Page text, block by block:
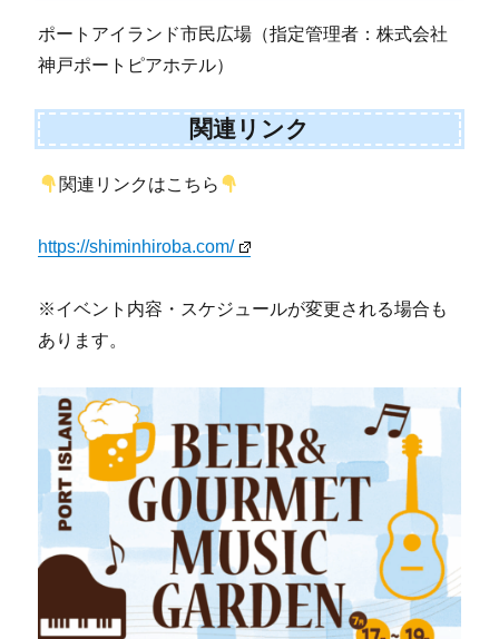
ポートアイランド市民広場（指定管理者：株式会社
神戸ポートピアホテル）
関連リンク
関連リンクはこちら
https://shiminhiroba.com/
※イベント内容・スケジュールが変更される場合も
あります。